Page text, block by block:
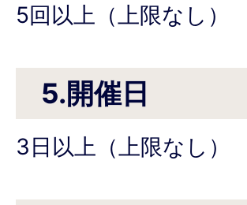
5回以上（上限なし）
5.開催日
3日以上（上限なし）